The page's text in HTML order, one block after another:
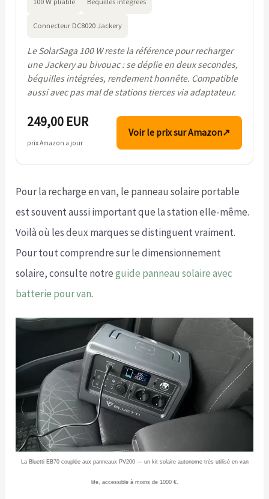
Connecteur DC8020 Jackery
Le SolarSaga 100 W reste la référence pour recharger
une Jackery au bivouac : se déplie en deux secondes,
béquilles intégrées, rendement honnête. Compatible
aussi avec pas mal de stations tierces via adaptateur.
249,00 EUR
prix Amazon a jour
Voir le prix sur Amazon↗
Pour la recharge en van, le panneau solaire portable
est souvent aussi important que la station elle-même.
Voilà où les deux marques se distinguent vraiment.
Pour tout comprendre sur le dimensionnement
solaire, consulte notreguide panneau solaire avec
batterie pour van.
La Bluetti EB70 couplée aux panneaux PV200 — un kit solaire autonome très utilisé en van
life, accessible à moins de 1000 €.